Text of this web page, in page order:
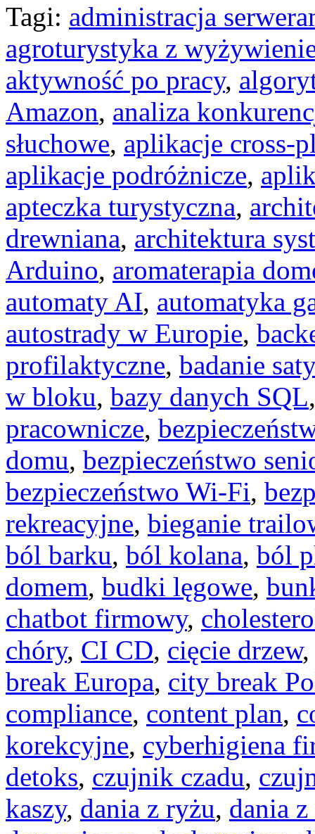
Tagi: administracja
agroturystyka z
aktywność po pracy,
Amazon, analiza
słuchowe, aplikacje cross-
aplikacje podróżnicze,
apteczka turystyczna,
drewniana, architektura
Arduino, aromaterapia
automaty AI, automatyka
autostrady w Europie,
profilaktyczne, badanie
w bloku, bazy danych SQL
pracownicze,
domu, bezpieczeństwo
bezpieczeństwo Wi-Fi,
rekreacyjne, bieganie
ból barku, ból kolana, ból
domem, budki lęgowe,
chatbot firmowy,
chóry, CI CD, cięcie drzew
break Europa, city break
compliance, content plan,
korekcyjne, cyberhigiena
detoks, czujnik czadu,
kaszy, dania z ryżu, dania